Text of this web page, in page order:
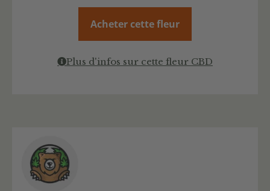
Acheter cette fleur
Plus d'infos sur cette fleur CBD